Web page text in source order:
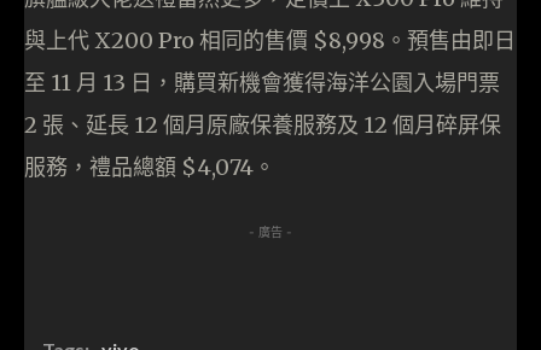
與上代 X200 Pro 相同的售價 $8,998。預售由即日
至 11 月 13 日，購買新機會獲得海洋公園入場門票
2 張、延長 12 個月原廠保養服務及 12 個月碎屏保
服務，禮品總額 $4,074。
- 廣告 -